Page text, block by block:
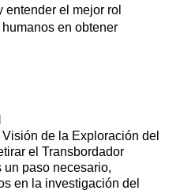
entender el mejor rol
en obtener
de la Exploración del
el Transbordador
paso necesario,
en la investigación del